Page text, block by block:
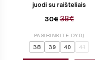
juodi su raišteliais
30€ 38€
PASIRINKITE DYDĮ
38 39 40 41